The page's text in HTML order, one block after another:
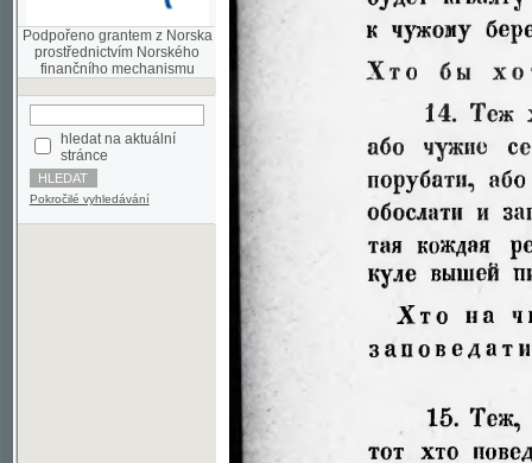
hledat na aktuální
stránce
Pokročilé vyhledávání